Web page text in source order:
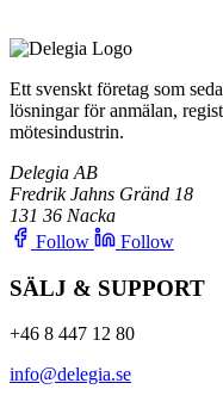
Ett svenskt företag som
lösningar för anmälan,
mötesindustrin.
Delegia AB
Fredrik Jahns Gränd 18
131 36 Nacka
Follow
Follow
SÄLJ & SUPPORT
+46 8 447 12 80
info@delegia.se